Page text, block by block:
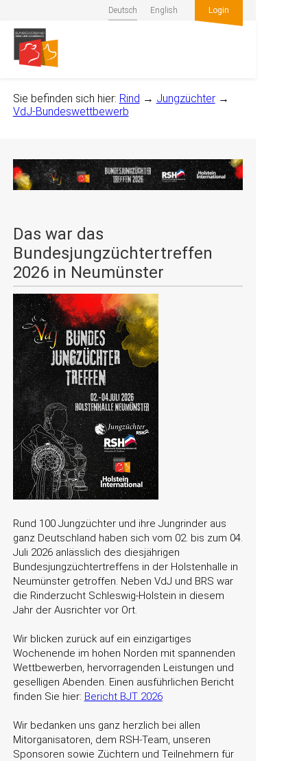
Deutsch English Login
Sie befinden sich hier: Rind → Jungzüchter→
VdJ-Bundeswettbewerb
Das war das
Bundesjungzüchtertreffen
2026 in Neumünster
Rund 100 Jungzüchter und ihre Jungrinder aus
ganz Deutschland haben sich vom 02. bis zum 04.
Juli 2026 anlässlich des diesjährigen
Bundesjungzüchtertreffens in der Holstenhalle in
Neumünster getroffen. Neben VdJ und BRS war
die Rinderzucht Schleswig-Holstein in diesem
Jahr der Ausrichter vor Ort.
Wir blicken zurück auf ein einzigartiges
Wochenende im hohen Norden mit spannenden
Wettbewerben, hervorragenden Leistungen und
geselligen Abenden. Einen ausführlichen Bericht
finden Sie hier: Bericht BJT 2026
Wir bedanken uns ganz herzlich bei allen
Mitorganisatoren, dem RSH-Team, unseren
Sponsoren sowie Züchtern und Teilnehmern für